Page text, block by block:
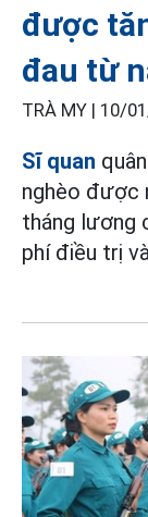
được
đau từ
TRÀ MY | 10/
Sĩ quan
nghèo được
tháng lương
phí điều trị